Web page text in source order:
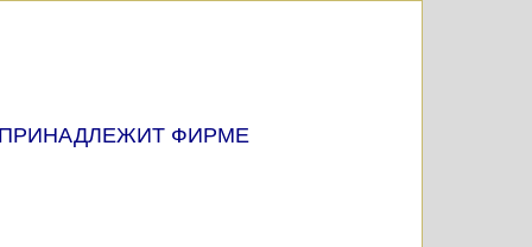
ФИРМЕ